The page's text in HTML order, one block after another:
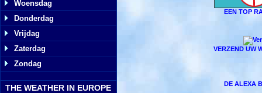
Woensdag
Donderdag
Vrijdag
Zaterdag
Zondag
THE WEATHER IN EUROPE
EEN TOP
VERZEND UW
DE ALEXA